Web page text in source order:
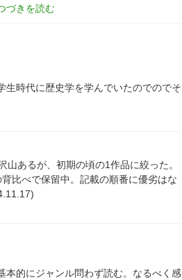
生時代に歴史学を学んでいたのでのでそ
あるが、初期の頃の1作品に絞った。
比べで保留中。記載の順番に優劣はな
本的にジャンル問わず読む。なるべく感